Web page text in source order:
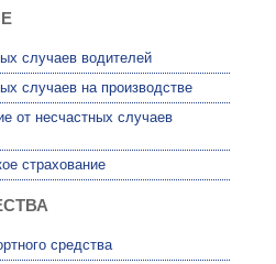
случаев водителей
случаев на производстве
от несчастных случаев
страхование
средства